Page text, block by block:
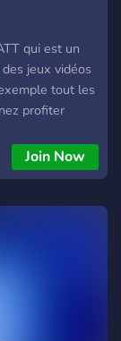
qui est un
jeux vidéos
tout les
profiter
Join Now